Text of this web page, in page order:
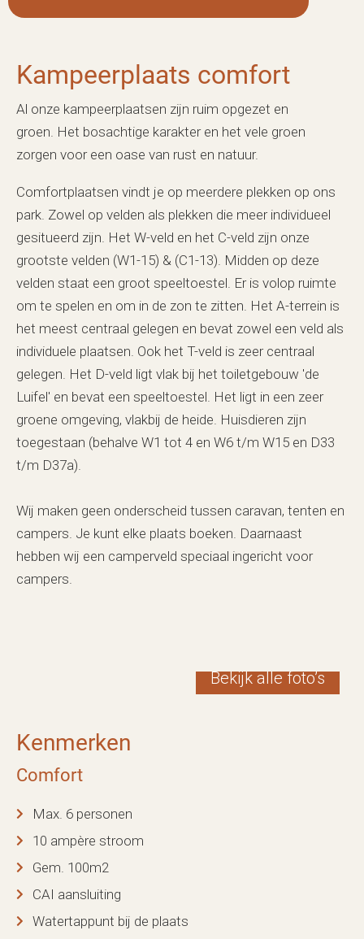
Kampeerplaats comfort
Al onze kampeerplaatsen zijn ruim opgezet en
groen. Het bosachtige karakter en het vele groen
zorgen voor een oase van rust en natuur.
Comfortplaatsen vindt je op meerdere plekken op ons
park. Zowel op velden als plekken die meer individueel
gesitueerd zijn. Het W-veld en het C-veld zijn onze
grootste velden (W1-15) & (C1-13). Midden op deze
velden staat een groot speeltoestel. Er is volop ruimte
om te spelen en om in de zon te zitten. Het A-terrein is
het meest centraal gelegen en bevat zowel een veld als
individuele plaatsen. Ook het T-veld is zeer centraal
gelegen. Het D-veld ligt vlak bij het toiletgebouw 'de
Luifel' en bevat een speeltoestel. Het ligt in een zeer
groene omgeving, vlakbij de heide. Huisdieren zijn
toegestaan (behalve W1 tot 4 en W6 t/m W15 en D33
t/m D37a).
Wij maken geen onderscheid tussen caravan, tenten en
campers. Je kunt elke plaats boeken. Daarnaast
hebben wij een camperveld speciaal ingericht voor
campers.
Bekijk alle foto’s
Kenmerken
Comfort
Max. 6 personen
10 ampère stroom
Gem. 100m2
CAI aansluiting
Watertappunt bij de plaats